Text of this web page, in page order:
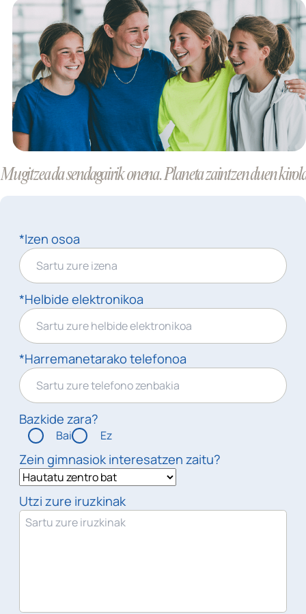
Mugitzea da sendagairik onena. Planeta zaintzen duen
*Izen osoa
*Helbide elektronikoa
*Harremanetarako telefonoa
Bazkide zara?
Bai Ez
Zein gimnasiok interesatzen zaitu?
Utzi zure iruzkinak